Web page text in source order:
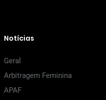
Notícias
Geral
Arbitragem Feminina
APAF